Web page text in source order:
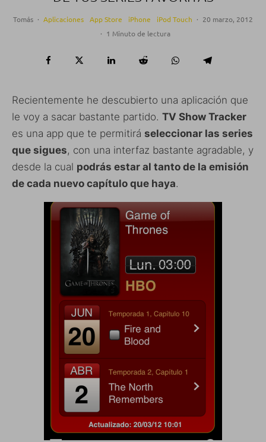
Tomás · Aplicaciones App Store iPhone iPod Touch · 20 marzo, 2012
· 1 Minuto de lectura
Recientemente he descubierto una aplicación que
le voy a sacar bastante partido. TV Show Tracker
es una app que te permitirá seleccionar las series
que sigues, con una interfaz bastante agradable, y
desde la cual podrás estar al tanto de la emisión
de cada nuevo capítulo que haya.